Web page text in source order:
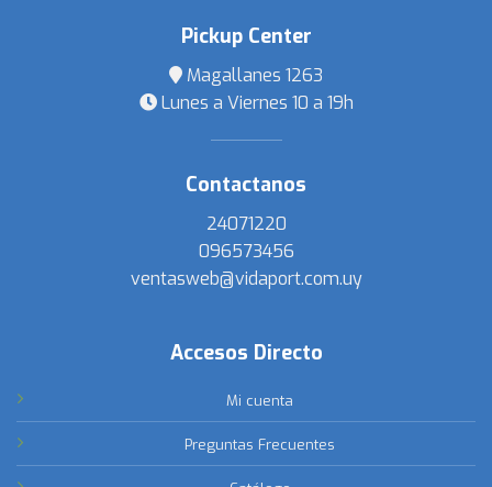
Pickup Center
Magallanes 1263
Lunes a Viernes 10 a 19h
Contactanos
24071220
096573456
ventasweb@vidaport.com.uy
Accesos Directo
Mi cuenta
Preguntas Frecuentes